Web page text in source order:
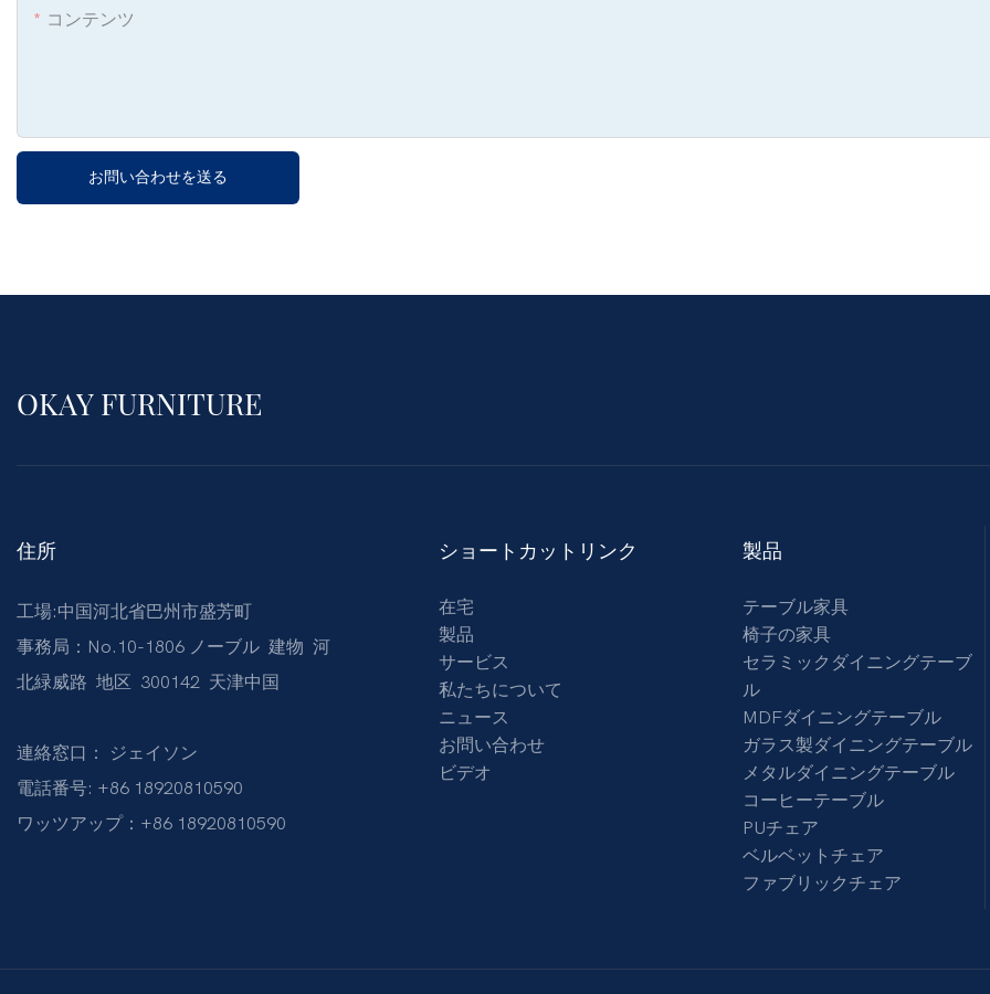
コンテンツ
お問い合わせを送る
OKAY FURNITURE
住所
工場:中国河北省巴州市盛芳町
事務局：No.10-1806 ノーブル 建物 河
北緑威路 地区 300142 天津中国
連絡窓口： ジェイソン
電話番号: +86 18920810590
ワッツアップ：+86 18920810590
ショートカットリンク
在宅
製品
サービス
私たちについて
ニュース
お問い合わせ
ビデオ
製品
テーブル家具
椅子の家具
セラミックダイニングテーブ
ル
MDFダイニングテーブル
ガラス製ダイニングテーブル
メタルダイニングテーブル
コー​​ヒーテーブル
PUチェア
ベルベットチェア
ファブリックチェア